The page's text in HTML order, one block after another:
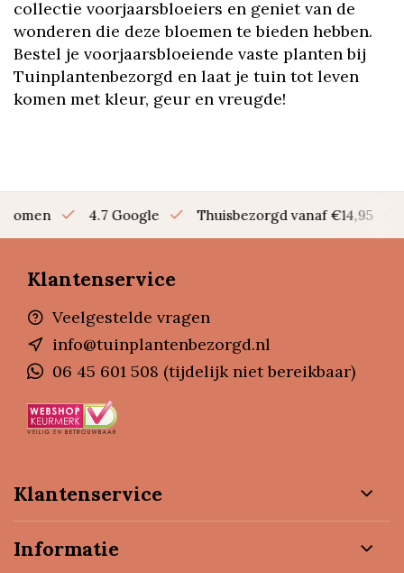
collectie voorjaarsbloeiers en geniet van de
wonderen die deze bloemen te bieden hebben.
Bestel je voorjaarsbloeiende vaste planten bij
Tuinplantenbezorgd en laat je tuin tot leven
komen met kleur, geur en vreugde!
bomen 4.7 Google Thuisbezorgd vanaf €14,95
Klantenservice
Veelgestelde vragen
info@tuinplantenbezorgd.nl
06 45 601 508 (tijdelijk niet bereikbaar)
Klantenservice
Informatie